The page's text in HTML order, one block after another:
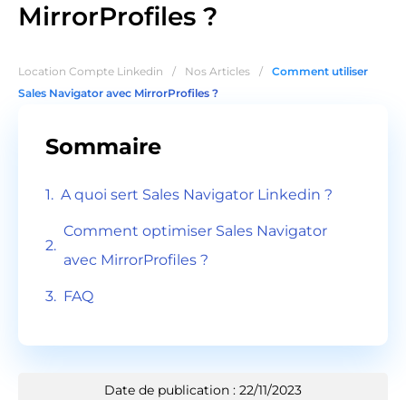
MirrorProfiles ?
Location Compte Linkedin / Nos Articles /
Comment utiliser
Sales Navigator avec MirrorProfiles ?
Sommaire
A quoi sert Sales Navigator Linkedin ?
Comment optimiser Sales Navigator
avec MirrorProfiles ?
FAQ
Date de publication : 22/11/2023